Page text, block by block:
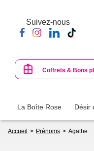
contenu
principal
Suivez-nous
Coffrets & Bons
La Boîte Rose Désir
d'Ariane
Accueil Prénoms Agathe